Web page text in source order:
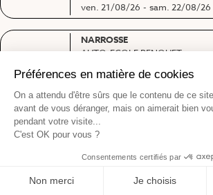
ven. 21/08/26 - sam. 22/08/26
NARROSSE
AUTO-ECOLE BENQUET
ven. 28/08/26 - sam. 29/08/26
180€
MONT DE MARSAN
CAMPANILE
1410 avenue du Maréchal Juin
ven. 18/09/26 - sam. 19/09/26